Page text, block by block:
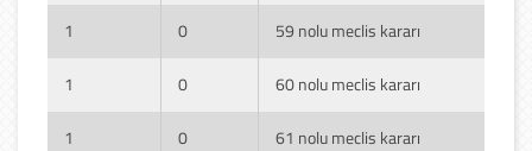
1 0 59 nolu meclis kararı
1 0 60 nolu meclis kararı
1 0 61 nolu meclis kararı